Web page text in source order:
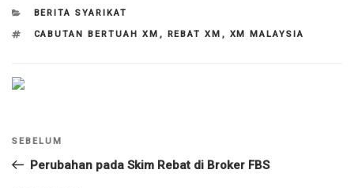
KATEGORI
BERITA SYARIKAT
TAG
CABUTAN BERTUAH XM , REBAT XM , XM MALAYSIA
Navigasi
kiriman
Kiriman
Sebelumnya
SEBELUM
Perubahan pada Skim Rebat di Broker FBS